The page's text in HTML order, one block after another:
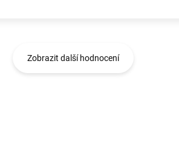
Zobrazit další hodnocení